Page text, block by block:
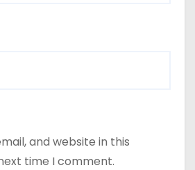
and website in this
time I comment.